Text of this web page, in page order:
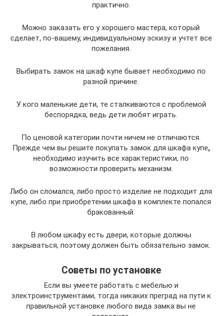
практично.
Можно заказать его у хорошего мастера, который
сделает, по-вашему, индивидуальному эскизу и учтет все
пожелания.
Выбирать замок на шкаф купе бывает необходимо по
разной причине.
У кого маленькие дети, те сталкиваются с проблемой
беспорядка, ведь дети любят играть.
По ценовой категории почти ничем не отличаются.
Прежде чем вы решите покупать замок для шкафа купе,
необходимо изучить все характеристики, по
возможности проверить механизм.
Либо он сломался, либо просто изделие не подходит для
купе, либо при приобретении шкафа в комплекте попался
бракованный.
В любом шкафу есть двери, которые должны
закрываться, поэтому должен быть обязательно замок.
Советы по установке
Если вы умеете работать с мебелью и
электроинструментами, тогда никаких преград на пути к
правильной установке любого вида замка вы не